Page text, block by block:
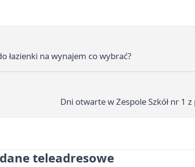
łazienki na wynajem co wybrać?
Dni otwarte w Zespole Szkół nr 1
teleadresowe